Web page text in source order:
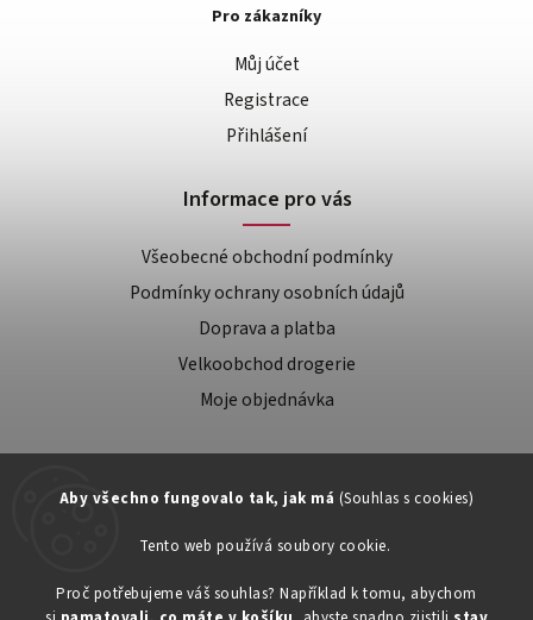
Aby všechno fungovalo tak, jak má (Souhlas s cookies)
Tento web používá soubory cookie.
Proč potřebujeme váš souhlas? Například k tomu, abychom
Pro zákazníky
Můj účet
Registrace
Přihlášení
Informace pro vás
Všeobecné obchodní podmínky
Podmínky ochrany osobních údajů
Doprava a platba
Velkoobchod drogerie
Moje objednávka